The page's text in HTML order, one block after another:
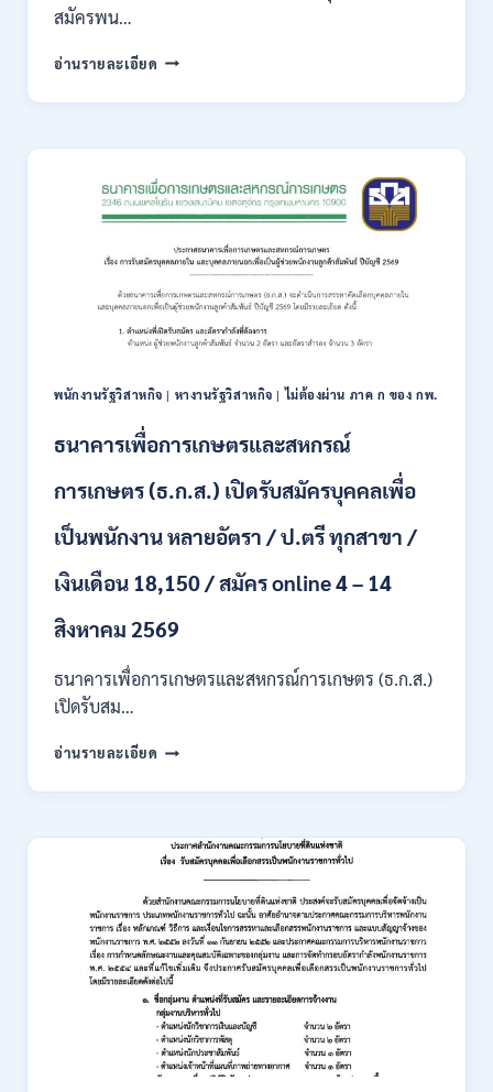
เดือน
/
สมัคร
ทาง
ออนไลน์
ก.ค.-
10
ส.ค.
2569
สมัครพน…
อ่านรายละเอียด สำนักงาน
กรรมการ
เสริม
ลงทุน
(BOI)
รับ
สมัคร
พนักงาน
10
/
หลาย
/
เดือน
21780
ไม่
ผ่าน
กพ.
3
10
สิงหาคม
2569
พนักงานรัฐวิสาหกิจ | หางานรัฐวิสาหกิจ |ไม่ต้องผ่าน ภาค ก ของ กพ.
ธนาคารเพื่อการเกษตรและสหกรณ์
การเกษตร (ธ.ก.ส.) เปิดรับสมัครบุคคลเพื่อ
เป็นพนักงาน หลายอัตรา / ป.ตรี ทุกสาขา /
เงินเดือน 18,150 / สมัคร online 4 – 14
สิงหาคม 2569
ธนาคารเพื่อการเกษตรและสหกรณ์การเกษตร (ธ.ก.ส.)
เปิดรับสม…
อ่านรายละเอียด ธนาคาร
การเกษตร
สหกรณ์
การเกษตร
(ธ.ก.ส.)
เปิด
รับ
สมัคร
บุคคล
เพื่อ
เป็น
พนักงาน
หลาย
อัตรา